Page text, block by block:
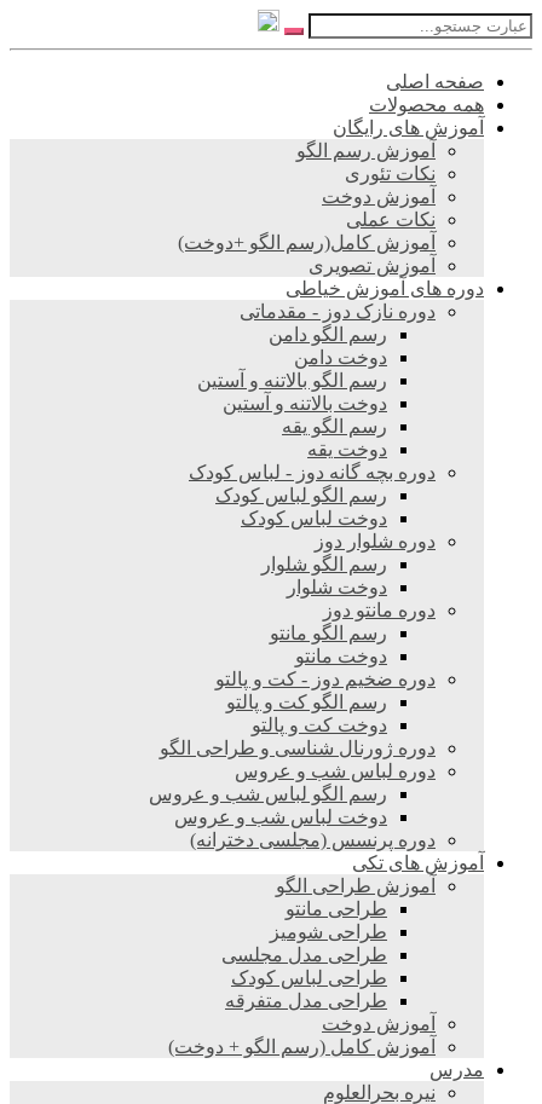
صفحه اصلی
همه محصولات
آموزش های رایگان
آموزش رسم الگو
نکات تئوری
آموزش دوخت
نکات عملی
آموزش کامل(رسم الگو +دوخت)
آموزش تصویری
دوره های آموزش خیاطی
دوره نازک دوز - مقدماتی
رسم الگو دامن
دوخت دامن
رسم الگو بالاتنه و آستین
دوخت بالاتنه و آستین
رسم الگو یقه
دوخت یقه
دوره بچه گانه دوز - لباس کودک
رسم الگو لباس کودک
دوخت لباس کودک
دوره شلوار دوز
رسم الگو شلوار
دوخت شلوار
دوره مانتو دوز
رسم الگو مانتو
دوخت مانتو
دوره ضخیم دوز - کت و پالتو
رسم الگو کت و پالتو
دوخت کت و پالتو
دوره ژورنال شناسی و طراحی الگو
دوره لباس شب و عروس
رسم الگو لباس شب و عروس
دوخت لباس شب و عروس
دوره پرنسس (مجلسی دخترانه)
آموزش های تکی
آموزش طراحی الگو
طراحی مانتو
طراحی شومیز
طراحی مدل مجلسی
طراحی لباس کودک
طراحی مدل متفرقه
آموزش دوخت
آموزش کامل (رسم الگو + دوخت)
مدرس
نیره بحرالعلوم